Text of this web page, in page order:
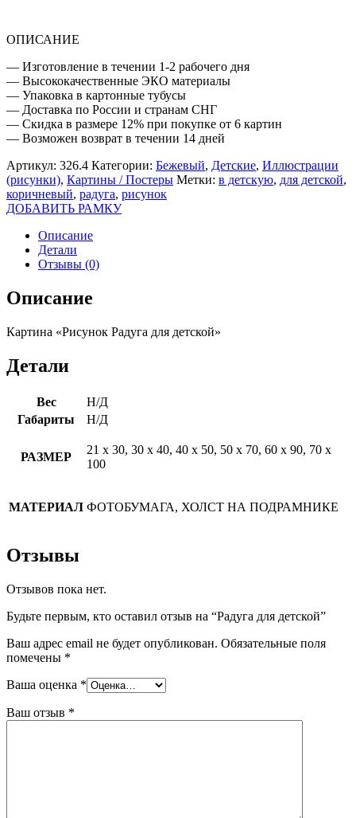
ОПИСАНИЕ
— Изготовление в течении 1-2 рабочего дня
— Высококачественные ЭКО материалы
— Упаковка в картонные тубусы
— Доставка по России и странам СНГ
— Скидка в размере 12% при покупке от 6 картин
— Возможен возврат в течении 14 дней
Артикул: 326.4 Категории: Бежевый, Детские, Иллюстрации
(рисунки), Картины / Постеры Метки: в детскую, для детской,
коричневый, радуга, рисунок
ДОБАВИТЬ РАМКУ
Описание
Детали
Отзывы (0)
Описание
Картина «Рисунок Радуга для детской»
Детали
Вес
Н/Д
Габариты
Н/Д
РАЗМЕР
21 х 30, 30 х 40, 40 х 50, 50 х 70, 60 х 90, 70 х
100
МАТЕРИАЛ ФОТОБУМАГА, ХОЛСТ НА ПОДРАМНИКЕ
Отзывы
Отзывов пока нет.
Будьте первым, кто оставил отзыв на “Радуга для детской”
Ваш адрес email не будет опубликован. Обязательные поля
помечены *
Ваша оценка *
Ваш отзыв *